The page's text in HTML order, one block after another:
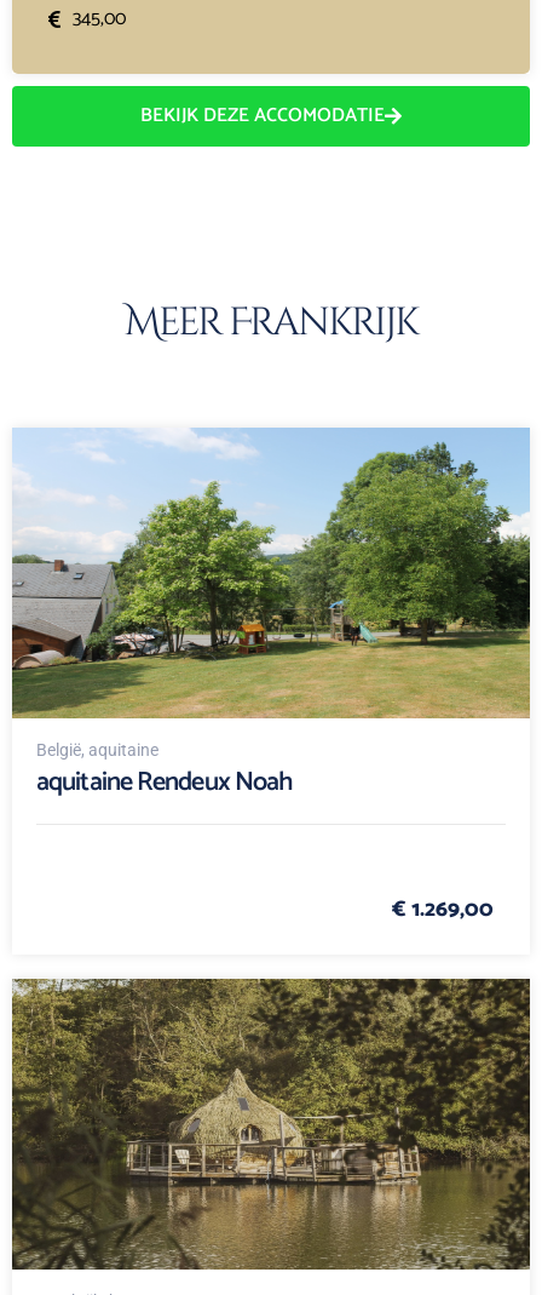
345,00
BEKIJK DEZE ACCOMODATIE
Meer Frankrijk
België, aquitaine
aquitaine Rendeux Noah
€ 1.269,00